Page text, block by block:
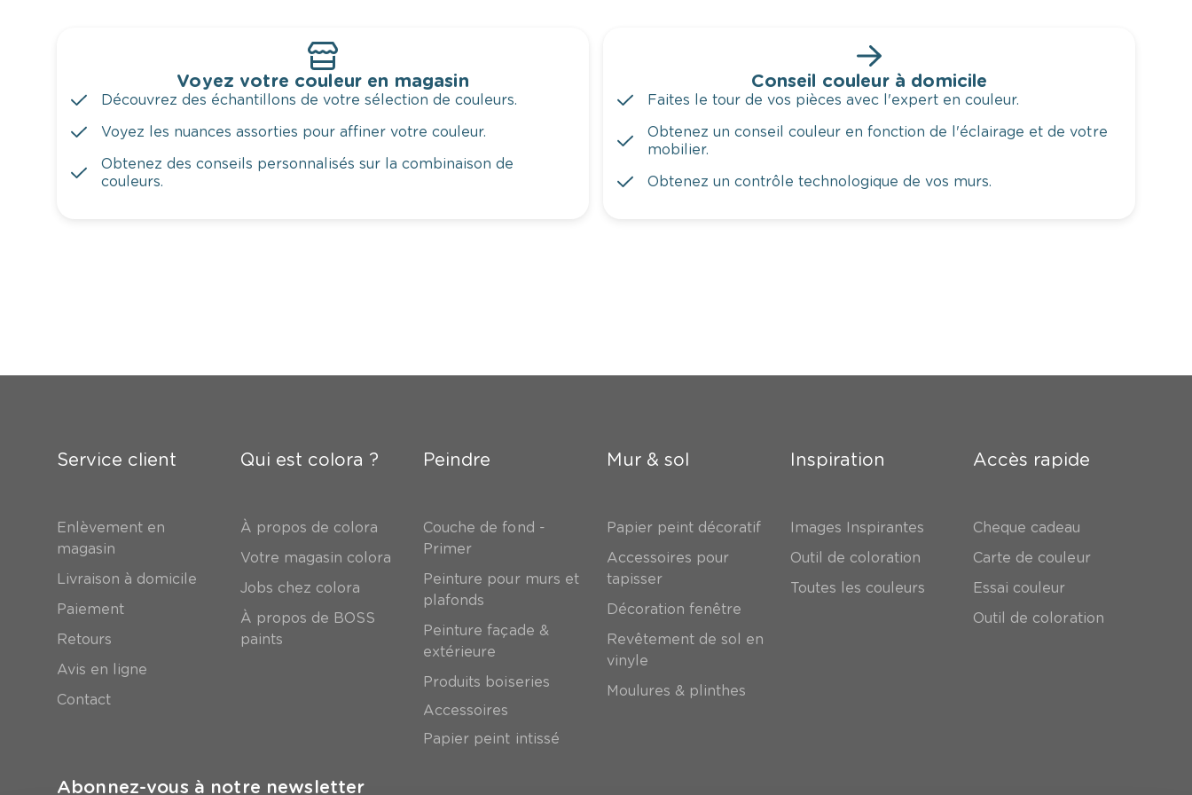
Voyez votre couleur en magasin
Découvrez des échantillons de votre sélection de couleurs.
Voyez les nuances assorties pour affiner votre couleur.
Obtenez des conseils personnalisés sur la combinaison de
couleurs.
Conseil couleur à domicile
Faites le tour de vos pièces avec l'expert en couleur.
Obtenez un conseil couleur en fonction de l'éclairage et de votre
mobilier.
Obtenez un contrôle technologique de vos murs.
Service client
Enlèvement en
magasin
Livraison à domicile
Paiement
Retours
Avis en ligne
Contact
Qui est colora ?
À propos de colora
Votre magasin colora
Jobs chez colora
À propos de BOSS
paints
Peindre
Couche de fond -
Primer
Peinture pour murs et
plafonds
Peinture façade &
extérieure
Produits boiseries
Accessoires
Papier peint intissé
Mur & sol
Papier peint décoratif
Accessoires pour
tapisser
Décoration fenêtre
Revêtement de sol en
vinyle
Moulures & plinthes
Inspiration
Images Inspirantes
Outil de coloration
Toutes les couleurs
Accès rapide
Cheque cadeau
Carte de couleur
Essai couleur
Outil de coloration
Abonnez-vous à notre newsletter